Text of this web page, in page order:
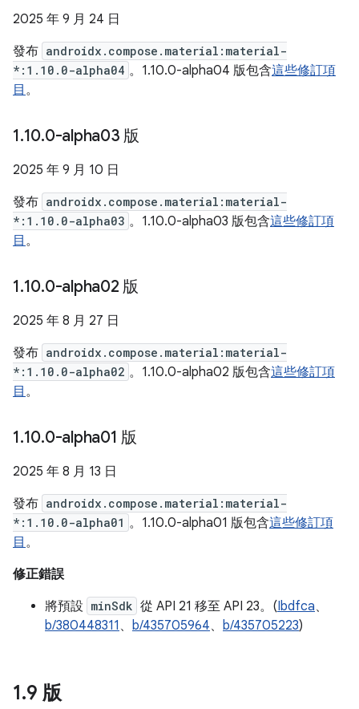
2025 年 9 月 24 日
發布 androidx.compose.material:material-
*:1.10.0-alpha04 。1.10.0-alpha04 版包含這些修訂項
目 。
1.10.0-alpha03 版
2025 年 9 月 10 日
發布 androidx.compose.material:material-
*:1.10.0-alpha03 。1.10.0-alpha03 版包含這些修訂項
目 。
1.10.0-alpha02 版
2025 年 8 月 27 日
發布 androidx.compose.material:material-
*:1.10.0-alpha02 。1.10.0-alpha02 版包含這些修訂項
目 。
1.10.0-alpha01 版
2025 年 8 月 13 日
發布 androidx.compose.material:material-
*:1.10.0-alpha01 。1.10.0-alpha01 版包含這些修訂項
目 。
修正錯誤
將預設 minSdk 從 API 21 移至 API 23。(Ibdfca、
b/380448311 、 b/435705964、 b/435705223)
1.9 版